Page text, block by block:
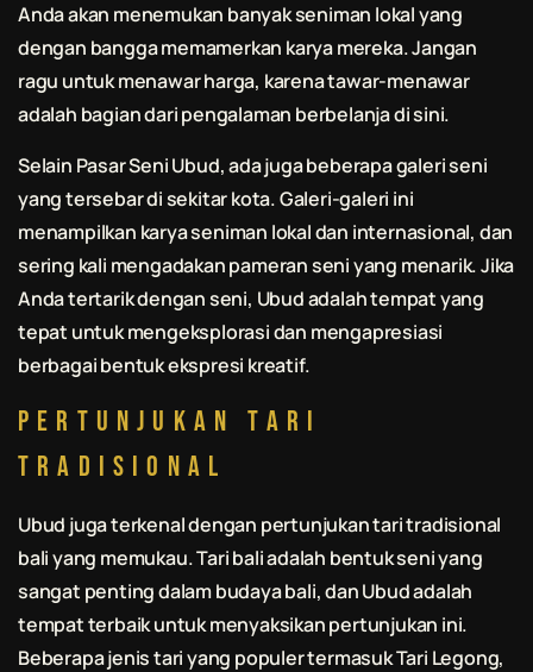
Anda akan menemukan banyak seniman lokal yang
dengan bangga memamerkan karya mereka. Jangan
ragu untuk menawar harga, karena tawar-menawar
adalah bagian dari pengalaman berbelanja di sini.
Selain Pasar Seni Ubud, ada juga beberapa galeri seni
yang tersebar di sekitar kota. Galeri-galeri ini
menampilkan karya seniman lokal dan internasional, dan
sering kali mengadakan pameran seni yang menarik. Jika
Anda tertarik dengan seni, Ubud adalah tempat yang
tepat untuk mengeksplorasi dan mengapresiasi
berbagai bentuk ekspresi kreatif.
Pertunjukan Tari
Tradisional
Ubud juga terkenal dengan pertunjukan tari tradisional
baliyang memukau. Taribaliadalah bentuk seni yang
sangat penting dalam budayabali, dan Ubud adalah
tempat terbaik untuk menyaksikan pertunjukan ini.
Beberapa jenis tari yang populer termasuk Tari Legong,